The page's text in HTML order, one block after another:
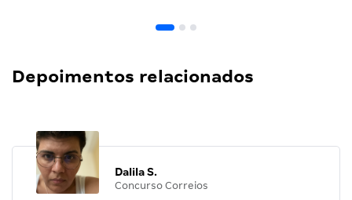
Depoimentos relacionados
Dalila S.
Concurso Correios